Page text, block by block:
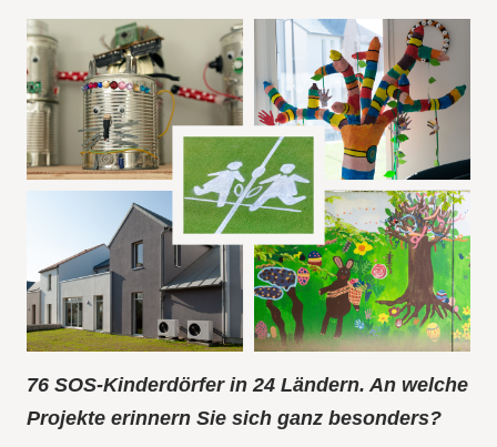
76 SOS-Kinderdörfer in 24 Ländern. An welche
Projekte erinnern Sie sich ganz besonders?